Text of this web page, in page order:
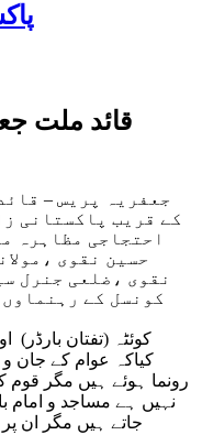
پاکستان
قائد ملت
جعفریہ پریس –
کے قریب پاکستانی
احتجاجی مظاہرہ
حسین نقوی
نقوی ،ضلعی جنرل
کونسل کے
کوئٹہ (تفتان
کیاکہ عوام کے جان
رونما ہوئے ہیں مگر قوم
نہیں ہے مساجد و امام
جاتے ہیں مگر ان